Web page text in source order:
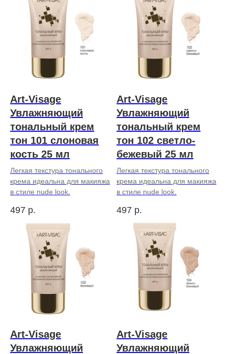
Art-Visage
Увлажняющий
тональный крем
тон 101 слоновая
кость 25 мл
Легкая текстура тонального
крема идеальна для макияжа
в стиле nude look.
497 р.
Art-Visage
Увлажняющий
тональный крем
тон 102 светло-
бежевый 25 мл
Легкая текстура тонального
крема идеальна для макияжа
в стиле nude look.
497 р.
Art-Visage
Увлажняющий
Art-Visage
Увлажняющий